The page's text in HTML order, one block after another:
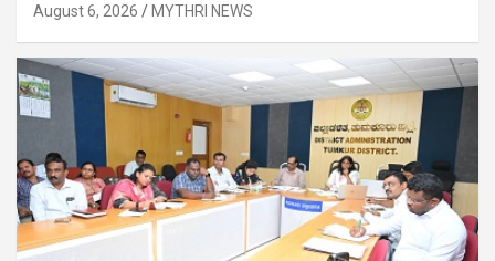
August 6, 2026 MYTHRI NEWS